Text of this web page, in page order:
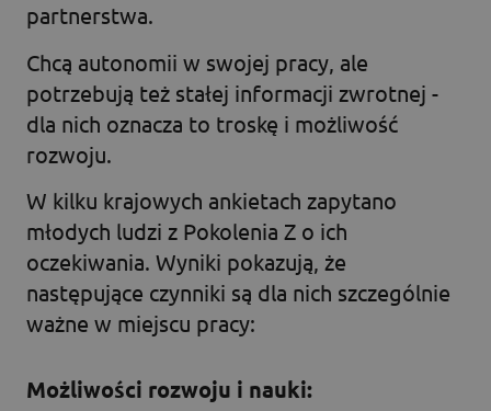
partnerstwa.
Chcą autonomii w swojej pracy, ale
potrzebują też stałej informacji zwrotnej -
dla nich oznacza to troskę i możliwość
rozwoju.
W kilku krajowych ankietach zapytano
młodych ludzi z Pokolenia Z o ich
oczekiwania. Wyniki pokazują, że
następujące czynniki są dla nich szczególnie
ważne w miejscu pracy:
Możliwości rozwoju i nauki: